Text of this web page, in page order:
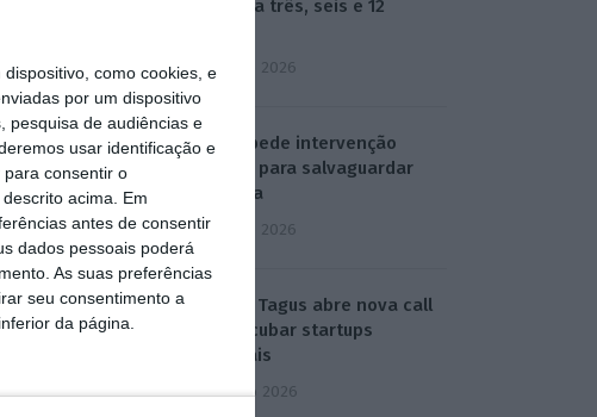
como cookies, e
por um dispositivo
pesquisa de audiências e
usar identificação e
consentir o
acima. Em
antes de consentir
dados pessoais poderá
As suas preferências
seu consentimento a
da página.
descer a três, seis e 12
3 Agosto 2026
SEDES pede intervenção
política para salvaguardar
refinaria
3 Agosto 2026
ESA BIC Tagus abre nova call
para incubar startups
espaciais
4 Agosto 2026